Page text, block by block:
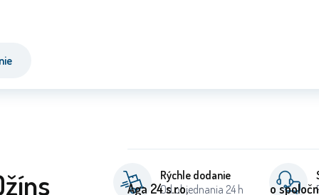
Rýchle dodanie
Od objednania 24 h
Aga 24 s.r.o. o